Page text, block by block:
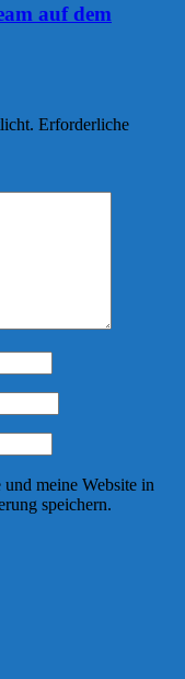
auf dem
Erforderliche
meine Website in
speichern.